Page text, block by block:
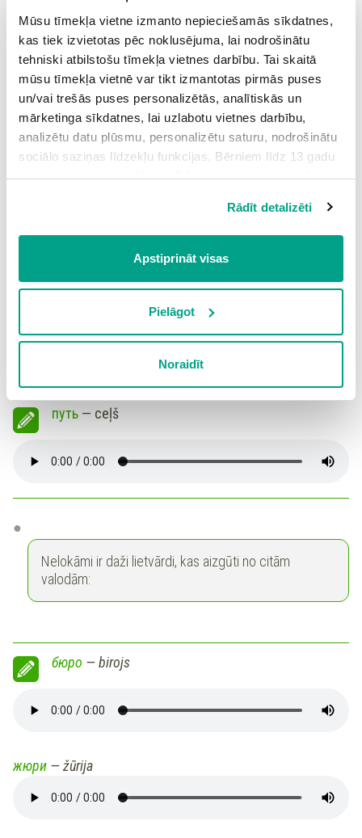
Mūsu tīmekļa vietne izmanto nepieciešamās sīkdatnes,
kas tiek izvietotas pēc noklusējuma, lai nodrošinātu
tehniski atbilstošu tīmekļa vietnes darbību. Tai skaitā
mūsu tīmekļa vietnē var tikt izmantotas pirmās puses
un/vai trešās puses personalizētās, analītiskās un
mārketinga sīkdatnes, lai uzlabotu vietnes darbību,
analizētu datu plūsmu, personalizētu saturu, nodrošinātu
sociālo saziņas līdzekļu funkcijas. Bērniem līdz 13 gadu
vecumam pirms izvēles veikšanas ir jāprasa vecāka vai
Spiežot uz pogas “Apstiprināt visas”, Jūs piekrītat visām
sīkdatnēm, kas atrodas šajā tīmekļa vietnē, ieskaitot
trešo pušu mārketinga sīkdatnes. Spiežot uz pogas
vietnē, izņemot “Nepieciešamās” sīkdatnes, kuru
izmantošanai nav nepieciešams iegūt lietotāja piekrišanu.
Spiežot uz pogas “Apstiprināt izvēlētās”, Jūs varat mainīt
sīkdatņu politikuun ir iespēja atsaukt savu
piekrišanu sadaļā “Sīkdatņu iestatījumi”.
Rādīt detalizēti
Apstiprināt visas
Pielāgot
Noraidīt
семя— sēkla
стремя— kāpslis
vīriešu dzimtes lietvārds
путь — ceļš
Nelokāmi ir daži lietvārdi, kas aizgūti no citām
valodām:
бюро — birojs
жюри — žūrija